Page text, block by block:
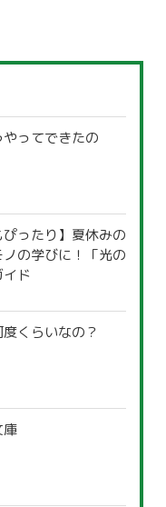
ってできたの
ぴったり】夏休みの
の学びに！「光の
ド
くらいなの？
庫